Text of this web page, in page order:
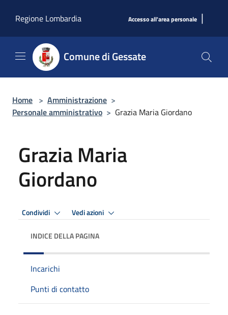
Regione Lombardia
Accesso all'area personale |
Comune di Gessate
Home > Amministrazione >
Personale amministrativo > Grazia Maria Giordano
Grazia Maria
Giordano
Condividi Vedi azioni
INDICE DELLA PAGINA
Incarichi
Punti di contatto